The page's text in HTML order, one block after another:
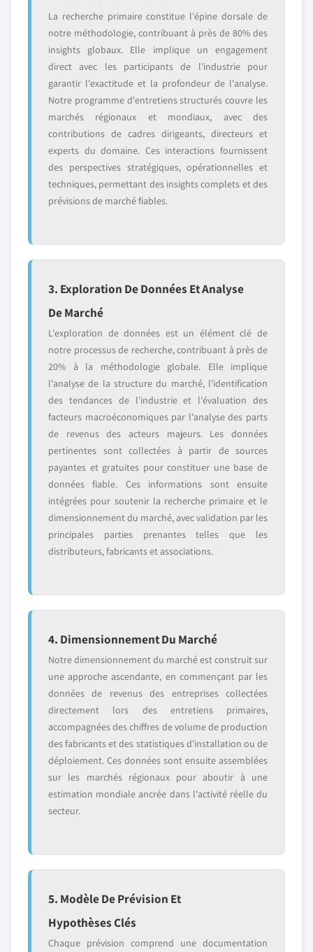
La recherche primaire constitue l'épine dorsale de
notre méthodologie, contribuant à près de 80% des
insights globaux. Elle implique un engagement
direct avec les participants de l'industrie pour
garantir l'exactitude et la profondeur de l'analyse.
Notre programme d'entretiens structurés couvre les
marchés régionaux et mondiaux, avec des
contributions de cadres dirigeants, directeurs et
experts du domaine. Ces interactions fournissent
des perspectives stratégiques, opérationnelles et
techniques, permettant des insights complets et des
prévisions de marché fiables.
3. Exploration De Données Et Analyse
De Marché
L'exploration de données est un élément clé de
notre processus de recherche, contribuant à près de
20% à la méthodologie globale. Elle implique
l'analyse de la structure du marché, l'identification
des tendances de l'industrie et l'évaluation des
facteurs macroéconomiques par l'analyse des parts
de revenus des acteurs majeurs. Les données
pertinentes sont collectées à partir de sources
payantes et gratuites pour constituer une base de
données fiable. Ces informations sont ensuite
intégrées pour soutenir la recherche primaire et le
dimensionnement du marché, avec validation par les
principales parties prenantes telles que les
distributeurs, fabricants et associations.
4. Dimensionnement Du Marché
Notre dimensionnement du marché est construit sur
une approche ascendante, en commençant par les
données de revenus des entreprises collectées
directement lors des entretiens primaires,
accompagnées des chiffres de volume de production
des fabricants et des statistiques d'installation ou de
déploiement. Ces données sont ensuite assemblées
sur les marchés régionaux pour aboutir à une
estimation mondiale ancrée dans l'activité réelle du
secteur.
5. Modèle De Prévision Et
Hypothèses Clés
Chaque prévision comprend une documentation